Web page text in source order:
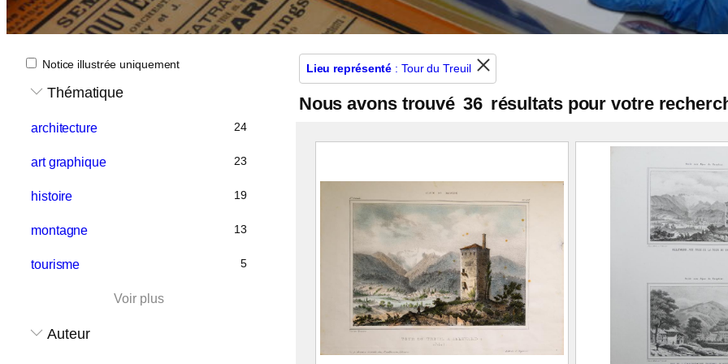
Notice illustrée uniquement
Thématique
architecture 24
art graphique 23
histoire 19
montagne 13
tourisme 5
Voir plus
Auteur
Lieu représenté : Tour du Treuil
Nous avons trouvé 36 résultats pour votre